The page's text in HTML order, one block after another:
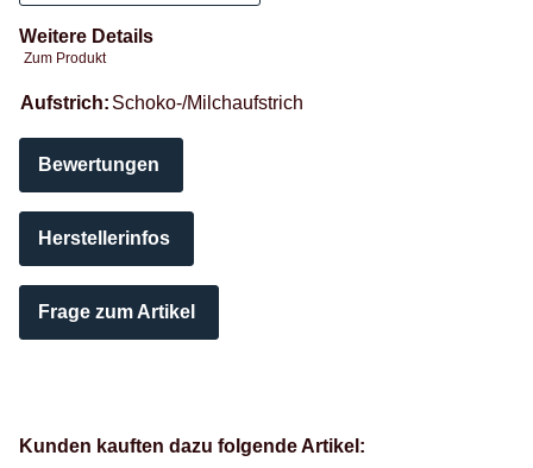
Weitere Details
Zum Produkt
Produkteigenschaft
Wert
Aufstrich: Schoko-/Milchaufstrich
Bewertungen
Herstellerinfos
Frage zum Artikel
Kunden kauften dazu folgende Artikel: